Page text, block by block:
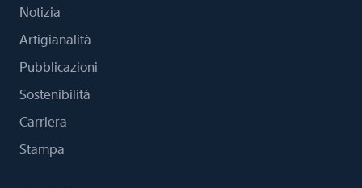
Notizia
Artigianalità
Pubblicazioni
Sostenibilità
Carriera
Stampa